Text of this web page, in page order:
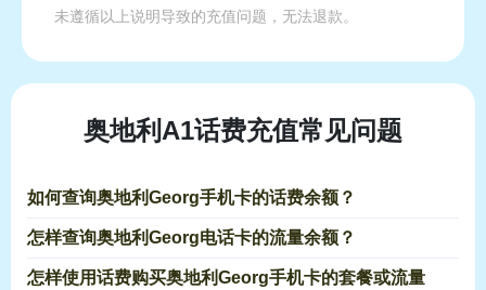
未遵循以上说明导致的充值问题，无法退款。
奥地利A1话费充值常见问题
如何查询奥地利Georg手机卡的话费余额？
怎样查询奥地利Georg电话卡的流量余额？
怎样使用话费购买奥地利Georg手机卡的套餐或流量